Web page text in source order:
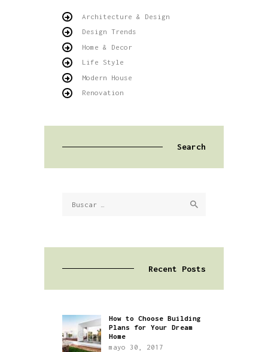
Architecture & Design
Design Trends
Home & Decor
Life Style
Modern House
Renovation
Search
Recent Posts
How to Choose Building
Plans for Your Dream
Home
mayo 30, 2017